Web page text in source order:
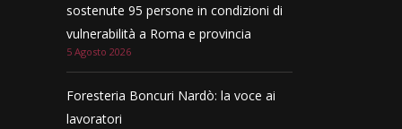
sostenute 95 persone in condizioni di
vulnerabilità a Roma e provincia
5 Agosto 2026
Foresteria Boncuri Nardò: la voce ai
lavoratori